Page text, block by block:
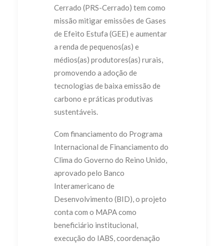
Cerrado (PRS-Cerrado) tem como
missão mitigar emissões de Gases
de Efeito Estufa (GEE) e aumentar
a renda de pequenos(as) e
médios(as) produtores(as) rurais,
promovendo a adoção de
tecnologias de baixa emissão de
carbono e práticas produtivas
sustentáveis.
Com financiamento do Programa
Internacional de Financiamento do
Clima do Governo do Reino Unido,
aprovado pelo Banco
Interamericano de
Desenvolvimento (BID), o projeto
conta com o MAPA como
beneficiário institucional,
execução do IABS, coordenação